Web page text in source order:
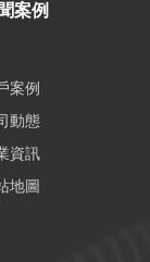
案例
案例
動態
資訊
地圖